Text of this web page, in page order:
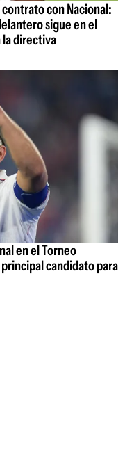
con Nacional:
sigue en el
la directiva
en el Torneo
candidato para